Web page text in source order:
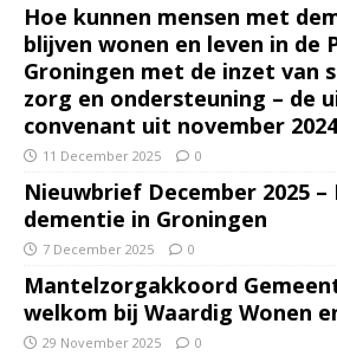
Hoe kunnen mensen met
blijven wonen en leven in de
Groningen met de inzet van
zorg en ondersteuning – de
convenant uit november 2024
11 December 2025 0
Nieuwbrief December 2025
dementie in Groningen
7 December 2025 0
Mantelzorgakkoord
welkom bij Waardig Wonen
29 November 2025 0